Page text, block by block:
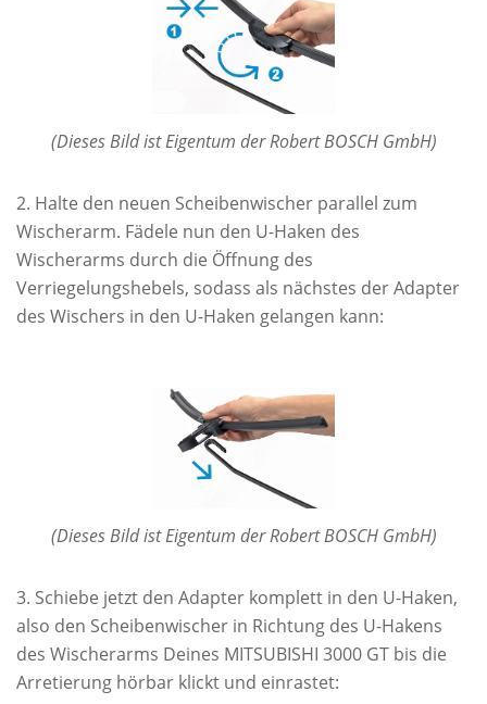
(Dieses Bild ist Eigentum der Robert BOSCH GmbH)
Halte den neuen Scheibenwischer parallel zum
Wischerarm. Fädele nun den U-Haken des
Wischerarms durch die Öffnung des
Verriegelungshebels, sodass als nächstes der Adapter
des Wischers in den U-Haken gelangen kann:
(Dieses Bild ist Eigentum der Robert BOSCH GmbH)
Schiebe jetzt den Adapter komplett in den U-Haken,
also den Scheibenwischer in Richtung des U-Hakens
des Wischerarms Deines MITSUBISHI 3000 GT bis die
Arretierung hörbar klickt und einrastet: